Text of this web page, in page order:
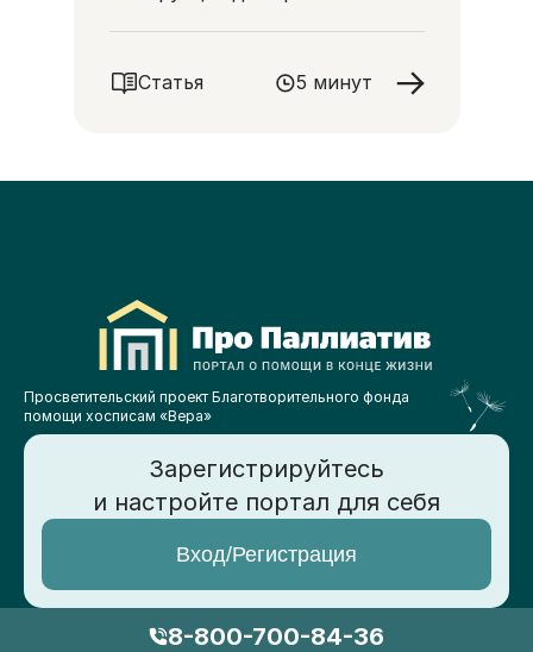
Статья 5 минут
Просветительский проект Благотворительного фонда
помощи хосписам «Вера»
Зарегистрируйтесь
и настройте портал для себя
Вход/Регистрация
8-800-700-84-36